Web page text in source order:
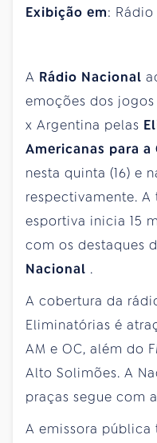
Exibição em:
A Rádio Nacional
emoções dos
x Argentina pelas
Americanas para a
nesta quinta (16) e
respectivamente. A
esportiva inicia 15
com os destaques
Nacional .
A cobertura da
Eliminatórias é
AM e OC, além do
Alto Solimões. A
praças segue com
A emissora pública